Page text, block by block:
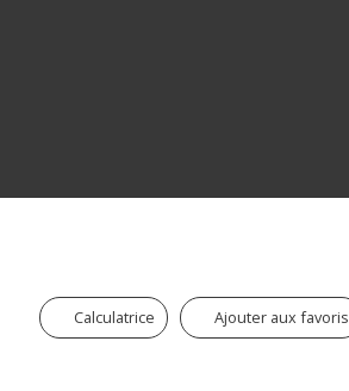
Calculatrice Ajouter aux favoris